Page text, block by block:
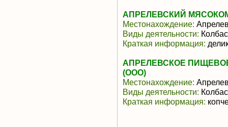
АПРЕЛЕВСКИЙ
Местонахождение:
Виды деятельности:
Краткая информация:
АПРЕЛЕВСКОЕ
(ООО)
Местонахождение:
Виды деятельности:
Краткая информация: